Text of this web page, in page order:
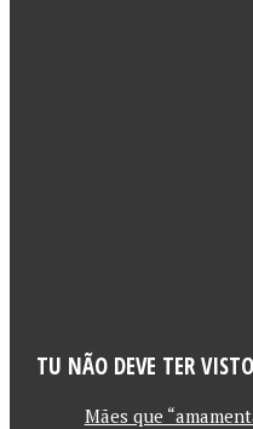
TU NÃO DEVE TER
Mães que